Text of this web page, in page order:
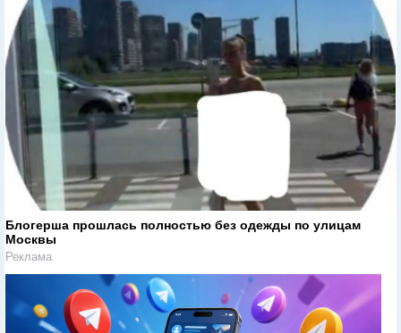
Блогерша прошлась полностью без одежды по улицам
Москвы
Реклама